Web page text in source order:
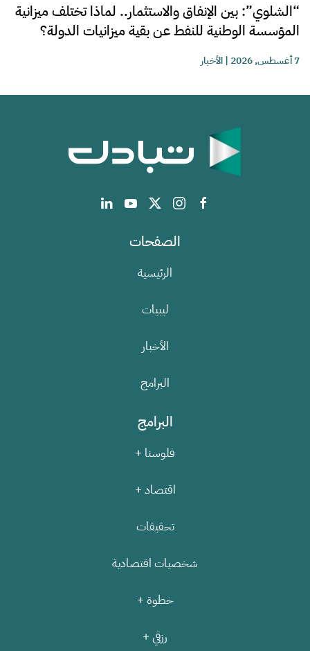
“الشلوي”: بين الإنفاق والاستثمار.. لماذا تختلف ميزانية
المؤسسة الوطنية للنفط عن بقية ميزانيات الدولة؟
7 أغسطس, 2026 |الأخبار
الصفحات
الرئيسية
ليبيات
الأخبار
البرامج
البرامج
فلوسنا +
اقتصاد +
تحقيقات
شخصيات اقتصادية
خطوة +
رزقي +